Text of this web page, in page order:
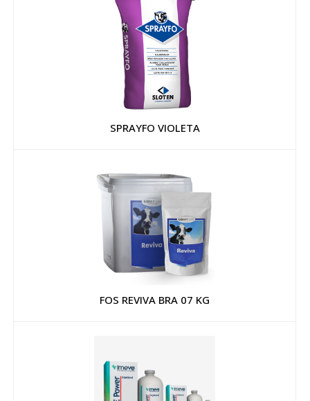
SPRAYFO VIOLETA
FOS REVIVA BRA 07 KG